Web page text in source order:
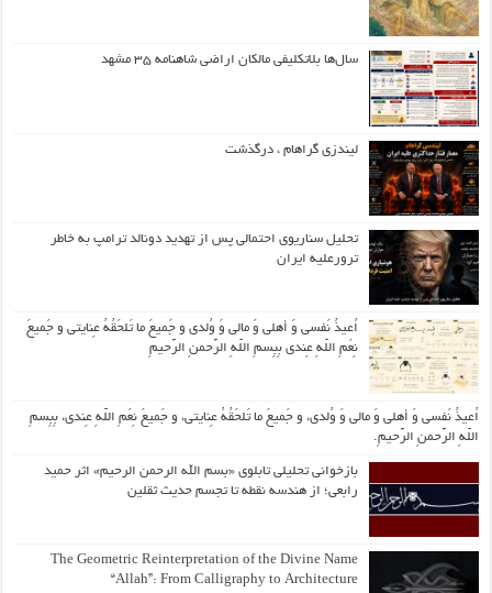
سال‌ها بلاتکلیفی مالکان اراضی شاهنامه ۳۵ مشهد
لیندزی گراهام ، درگذشت
تحلیل سناریوی احتمالی پس از تهدید دونالد ترامپ به خاطر
ترورعلیه ایران
اُعیذُ نَفسی وَ أهلی وَ مالی وَ وُلدی و جَمیعَ ما تَلحَقُهُ عِنایتی و جَمیعَ
نِعَمِ اللّهِ عِندی بِبِسمِ اللّهِ الرَّحمنِ الرَّحیمِ
اُعیذُ نَفسی وَ أهلی وَ مالی وَ وُلدی، و جَمیعَ ما تَلحَقُهُ عِنایتی، و جَمیعَ نِعَمِ اللّهِ عِندی، بِبِسمِ
اللّهِ الرَّحمنِ الرَّحیمِ.
بازخوانی تحلیلی تابلوی «بسم الله الرحمن الرحیم» اثر حمید
رابعی؛ از هندسه نقطه تا تجسم حدیث ثقلین
The Geometric Reinterpretation of the Divine Name
“Allah”: From Calligraphy to Architecture